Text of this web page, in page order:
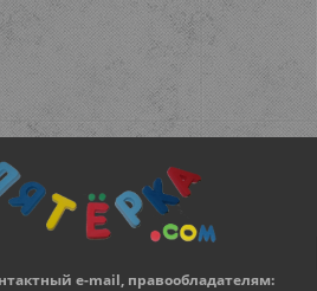
e-mail, правообладателям: